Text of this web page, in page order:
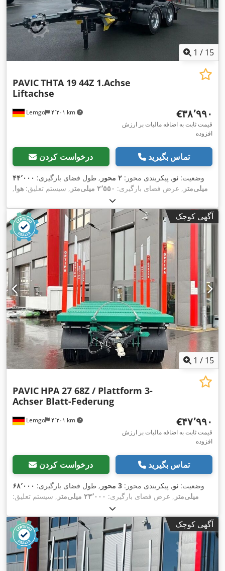
1 / 15
Lemgo ۴٬۲۰۱ km
PAVICTHTA 19 44Z 1.Achse
Liftachse
‎€۳۸٬۹۹۰
قیمت ثابت به اضافه مالیات بر ارزش
افزوده
درخواست کردن تماس بگیرید
وضعیت: نو, پیکربندی محور: ۲ محور , طول فضای بارگیری: ۴۴٬۰۰۰
میلی‌متر , عرض فضای بارگیری: ۲٬۵۵۰ میلی‌متر , سیستم تعلیق: هوا,
سایز تایر:
آگهی کوچک
1 / 15
Lemgo ۴٬۲۰۱ km
PAVIC HPA 27 68Z / Plattform 3-
Achser Blatt-Federung
‎€۴۷٬۹۹۰
قیمت ثابت به اضافه مالیات بر ارزش
افزوده
درخواست کردن تماس بگیرید
وضعیت: نو, پیکربندی محور: 3 محور , طول فضای بارگیری: ۶۸٬۰۰۰
میلی‌متر , عرض فضای بارگیری: ۲۳٬۰۰۰ میلی‌متر
, سیستم تعلیق:
آگهی کوچک